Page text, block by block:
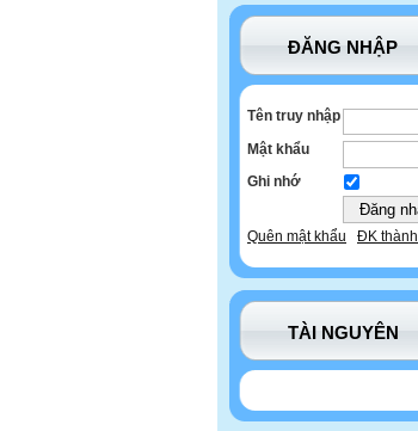
ĐĂNG NHẬP
Tên truy nhập
Mật khẩu
Ghi nhớ
Quên mật khẩu ĐK thành
TÀI NGUYÊN